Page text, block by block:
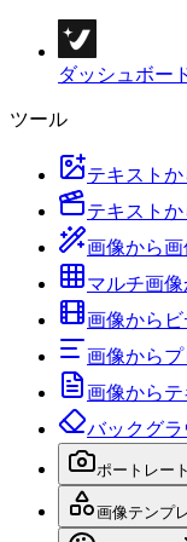
ダッシュボー
ツール
テキスト
テキスト
画像から
マルチ画
画像から
画像から
画像から
バックグ
ポートレー
画像テンプ